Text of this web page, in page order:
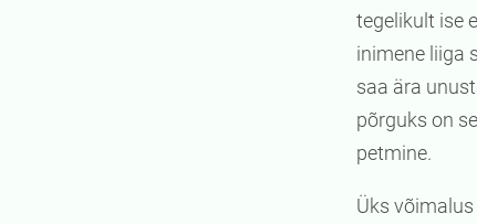
tegelikult ise
inimene liiga
saa ära
põrguks on
petmine.
Üks